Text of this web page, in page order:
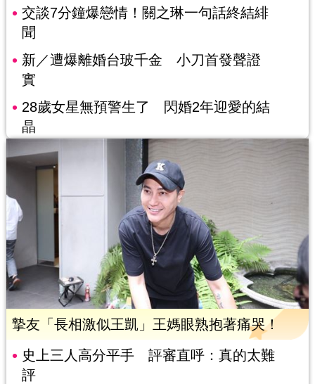
交談7分鐘爆戀情！關之琳一句話終結緋
聞
新／遭爆離婚台玻千金 小刀首發聲證
實
28歲女星無預警生了 閃婚2年迎愛的結
晶
摯友「長相激似王凱」王媽眼熟抱著痛哭！
史上三人高分平手 評審直呼：真的太難
評